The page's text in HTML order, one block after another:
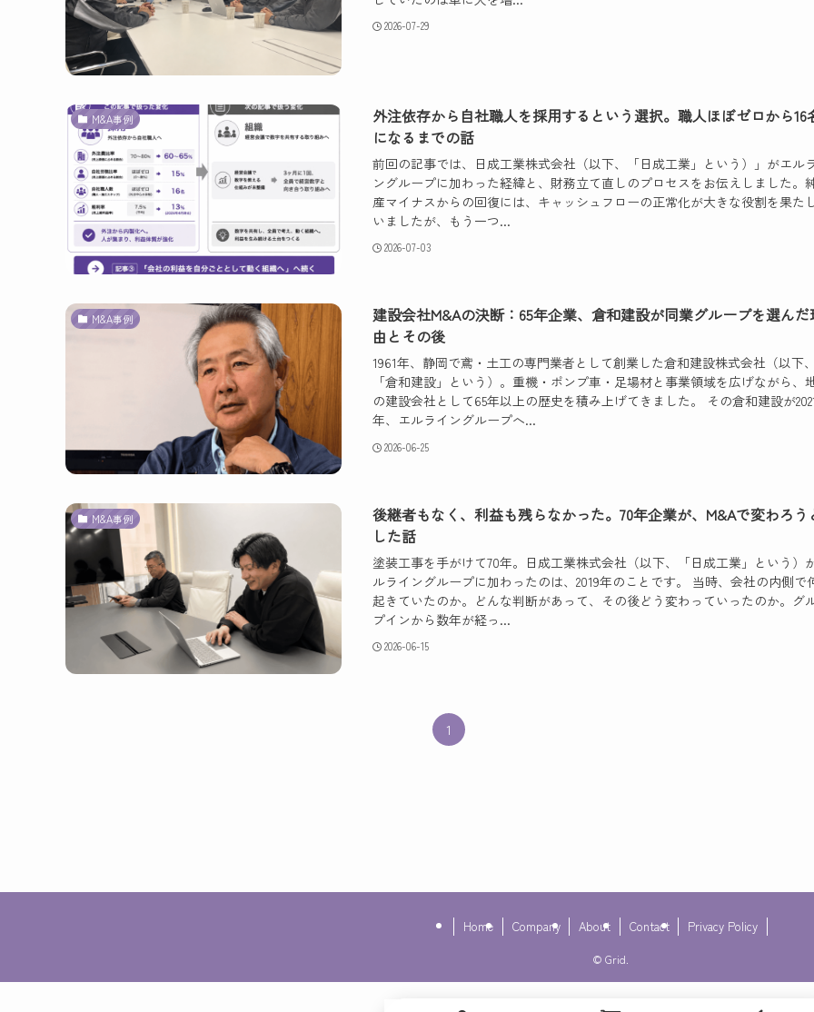
2026-07-29
M&A事例
外注依存から自社職人を採用するという選択。職人ほぼゼロから16
になるまでの話
前回の記事では、日成工業株式会社（以下、「日成工業」という）」がエル
ングループに加わった経緯と、財務立て直しのプロセスをお伝えしました。
産マイナスからの回復には、キャッシュフローの正常化が大きな役割を果た
いましたが、もう一つ...
2026-07-03
M&A事例
建設会社M&Aの決断：65年企業、倉和建設が同業グループを選んだ
由とその後
1961年、静岡で鳶・土工の専門業者として創業した倉和建設株式会社（以下、
「倉和建設」という）。重機・ポンプ車・足場材と事業領域を広げながら、
の建設会社として65年以上の歴史を積み上げてきました。 その倉和建設が
年、エルライングループへ...
2026-06-25
M&A事例
後継者もなく、利益も残らなかった。70年企業が、M&Aで変わろう
した話
塗装工事を手がけて70年。日成工業株式会社（以下、「日成工業」という）
ルライングループに加わったのは、2019年のことです。 当時、会社の内側で
起きていたのか。どんな判断があって、その後どう変わっていったのか。グ
プインから数年が経っ...
2026-06-15
1
Home Company About Contact Privacy Policy
© Grid.